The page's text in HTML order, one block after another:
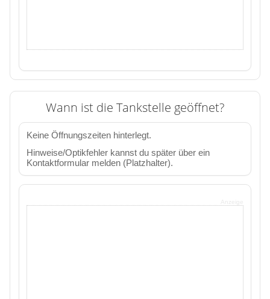
Wann ist die Tankstelle geöffnet?
Keine Öffnungszeiten hinterlegt.
Hinweise/Optikfehler kannst du später über ein
Kontaktformular melden (Platzhalter).